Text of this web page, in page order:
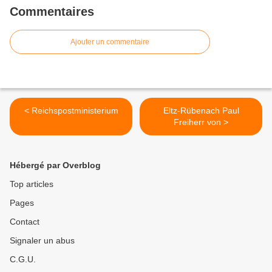
Commentaires
Ajouter un commentaire
< Reichspostministerium
Eltz-Rübenach Paul
Freiherr von >
Hébergé par Overblog
Top articles
Pages
Contact
Signaler un abus
C.G.U.